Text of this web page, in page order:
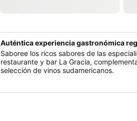
Auténtica experiencia gastronómica
Saboree los ricos sabores de las
restaurante y bar La Gracia,
selección de vinos sudamericanos.